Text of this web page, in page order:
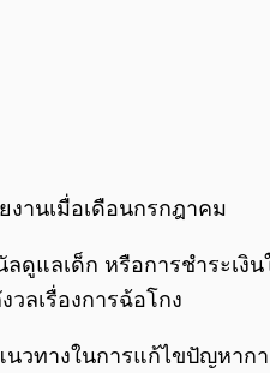
งานเมื่อเดือนกรกฎาคม
ดูแลเด็ก หรือการชำระเ
ลเรื่องการฉ้อโกง
วทางในการแก้ไขปัญหาก